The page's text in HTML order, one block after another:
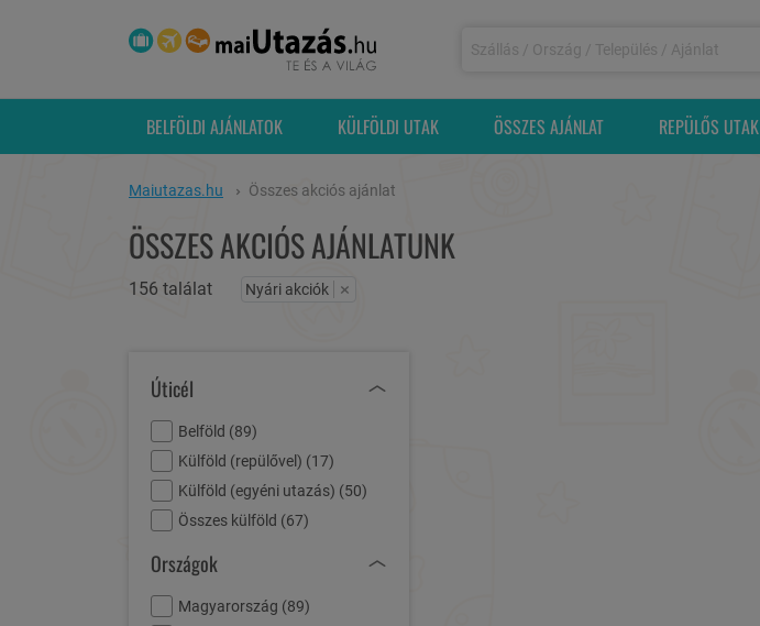
BELFÖLDI AJÁNLATOK KÜLFÖLDI UTAK ÖSSZES AJÁNLAT REPÜLŐS UTAK
Maiutazas.hu Összes akciós ajánlat
ÖSSZES AKCIÓS AJÁNLATUNK
156 találat Nyári akciók ×
Úticél
Belföld (89)
Külföld (repülővel) (17)
Külföld (egyéni utazás) (50)
Összes külföld (67)
Országok
Magyarország (89)